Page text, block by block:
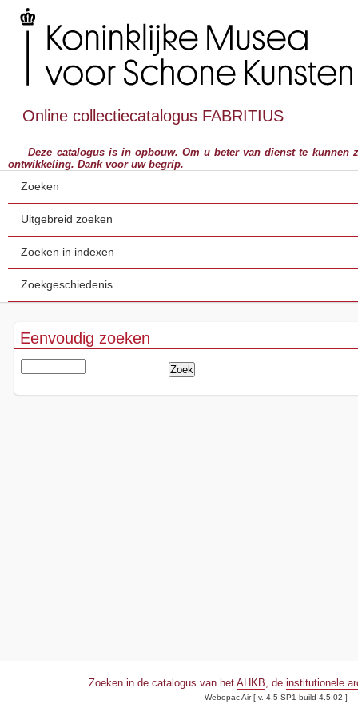
Online collectiecatalogus FABRITIUS
Deze catalogus is in opbouw. Om u beter van dienst te kunnen
ontwikkeling. Dank voor uw begrip.
Zoeken
Uitgebreid zoeken
Zoeken in indexen
Zoekgeschiedenis
Eenvoudig zoeken
Zoeken in de catalogus van het AHKB, de institutionele
Webopac Air [ v. 4.5 SP1 build 4.5.02 ]